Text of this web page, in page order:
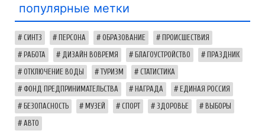
популярные метки
СИНТЗ ПЕРСОНА ОБРАЗОВАНИЕ ПРОИСШЕСТВИЯ
РАБОТА ДИЗАЙН ВОВРЕМЯ БЛАГОУСТРОЙСТВО ПРАЗДНИК
ОТКЛЮЧЕНИЕ ВОДЫ ТУРИЗМ СТАТИСТИКА
ФОНД ПРЕДПРИНИМАТЕЛЬСТВА НАГРАДА ЕДИНАЯ РОССИЯ
БЕЗОПАСНОСТЬ МУЗЕЙ СПОРТ ЗДОРОВЬЕ ВЫБОРЫ
АВТО